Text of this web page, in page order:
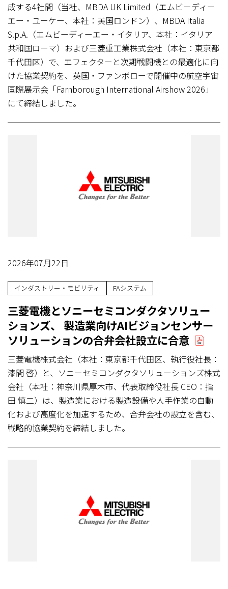
成する4社間（当社、MBDA UK Limited（エムビーディー
エー・ユーケー、本社：英国ロンドン）、MBDA Italia
S.p.A.（エムビーディーエー・イタリア、本社：イタリア
共和国ローマ）および三菱重工業株式会社（本社：東京都
千代田区）で、エフェクターと次期戦闘機との最適化に向
けた協業契約を、英国・ファンボローで開催中の航空宇宙
国際展示会「Farnborough International Airshow 2026」
にて締結しました。
2026年07月22日
インダストリー・モビリティ FAシステム
三菱電機とソニーセミコンダクタソリュー
ションズ、 製造業向けAIビジョンセンサー
ソリューションの合弁会社設立に合意
三菱電機株式会社（本社：東京都千代田区、執行役社長：
漆間 啓）と、ソニーセミコンダクタソリューションズ株式
会社（本社：神奈川県厚木市、代表取締役社長 CEO：指
田 慎二）は、製造業における製造設備や人手作業の自動
化および高度化を加速するため、合弁会社の設立を含む、
戦略的協業契約を締結しました。